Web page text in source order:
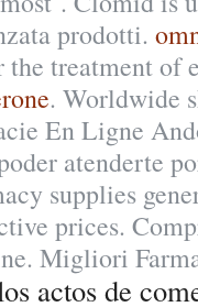
prodotti.
the treatment
. Worldwide
En Ligne
atenderte
supplies
prices.
Migliori
actos de